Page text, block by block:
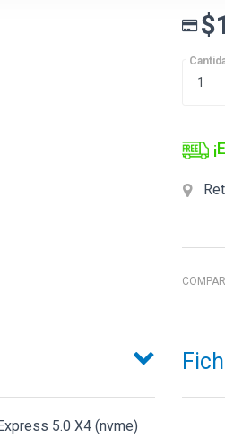
5.0 X4 (nvme)